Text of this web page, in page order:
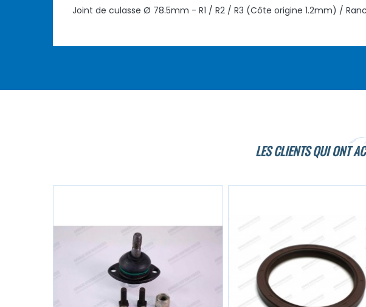
Joint de culasse Ø 78.5mm - R1 / R2 / R3 (Côte origine 1.2mm) /
LES CLIENTS QUI ONT